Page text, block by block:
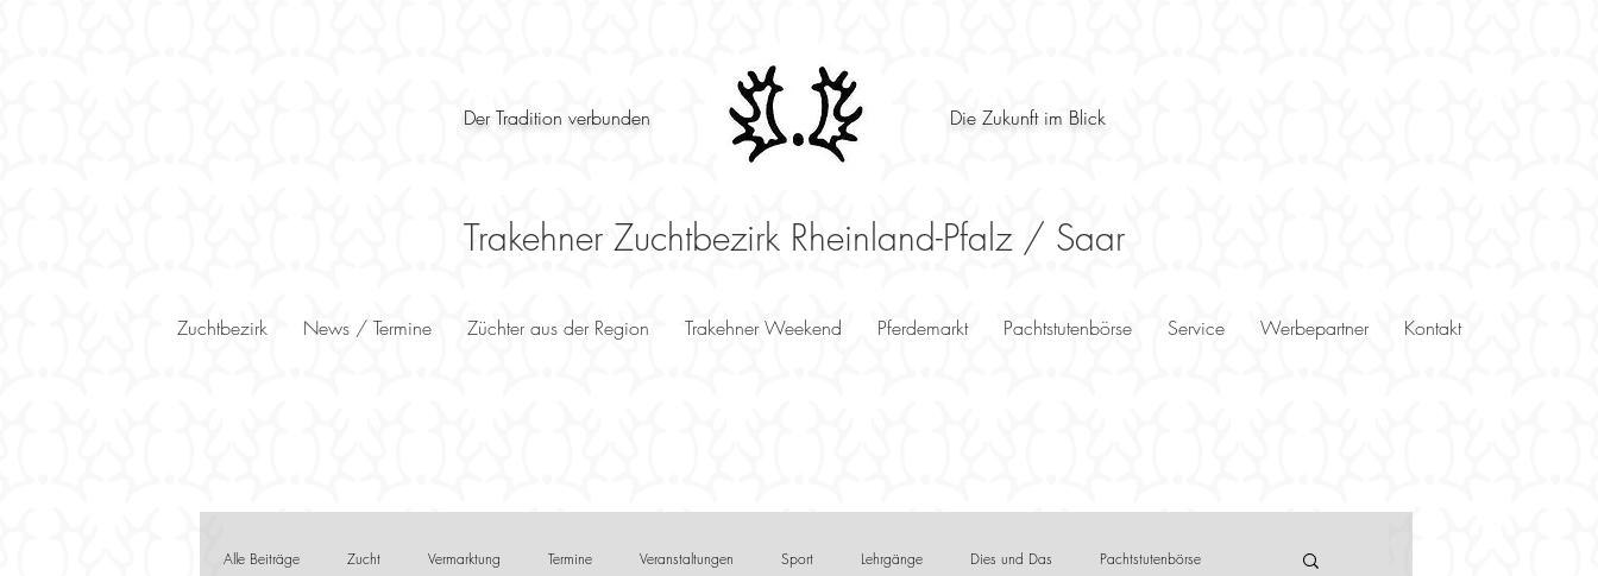
Der Tradition verbunden Die Zukunft im Blick
Trakehner Zuchtbezirk Rheinland-Pfalz / Saar
Zuchtbezirk News / Termine Züchter aus der Region Trakehner Weekend Pferdemarkt Pachtstutenbörse Service Werbepartner Kontakt
Alle Beiträge Zucht Vermarktung Termine Veranstaltungen Sport Lehrgänge Dies und Das Pachtstutenbörse